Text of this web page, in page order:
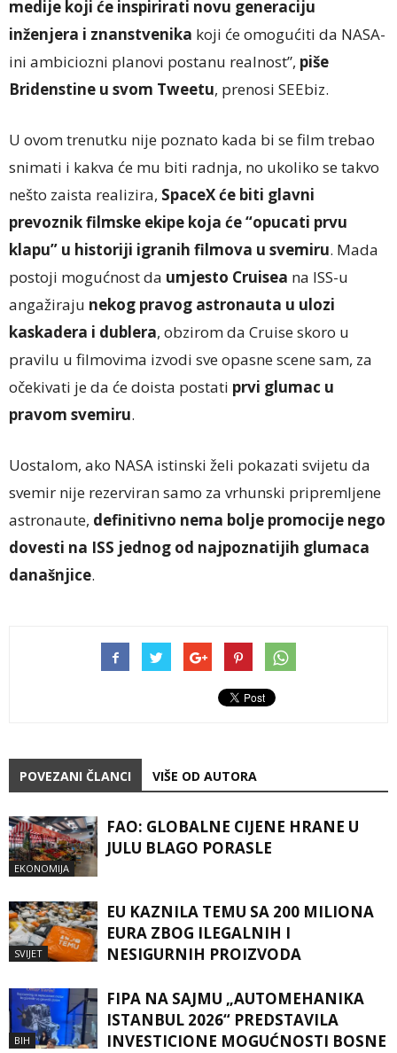
medije koji će inspirirati novu generaciju
inženjera i znanstvenika koji će omogućiti da NASA-
ini ambiciozni planovi postanu realnost”, piše
Bridenstine u svom Tweetu, prenosi SEEbiz.
U ovom trenutku nije poznato kada bi se film trebao
snimati i kakva će mu biti radnja, no ukoliko se takvo
nešto zaista realizira, SpaceX će biti glavni
prevoznik filmske ekipe koja će “opucati prvu
klapu” u historiji igranih filmova u svemiru. Mada
postoji mogućnost da umjesto Cruisea na ISS-u
angažiraju nekog pravog astronauta u ulozi
kaskadera i dublera, obzirom da Cruise skoro u
pravilu u filmovima izvodi sve opasne scene sam, za
očekivati je da će doista postati prvi glumac u
pravom svemiru.
Uostalom, ako NASA istinski želi pokazati svijetu da
svemir nije rezerviran samo za vrhunski pripremljene
astronaute, definitivno nema bolje promocije nego
dovesti na ISS jednog od najpoznatijih glumaca
današnjice.
POVEZANI ČLANCI VIŠE OD AUTORA
EKONOMIJA
FAO: GLOBALNE CIJENE HRANE U
JULU BLAGO PORASLE
SVIJET
EU KAZNILA TEMU SA 200 MILIONA
EURA ZBOG ILEGALNIH I
NESIGURNIH PROIZVODA
BIH
FIPA NA SAJMU „AUTOMEHANIKA
ISTANBUL 2026“ PREDSTAVILA
INVESTICIONE MOGUĆNOSTI BOSNE